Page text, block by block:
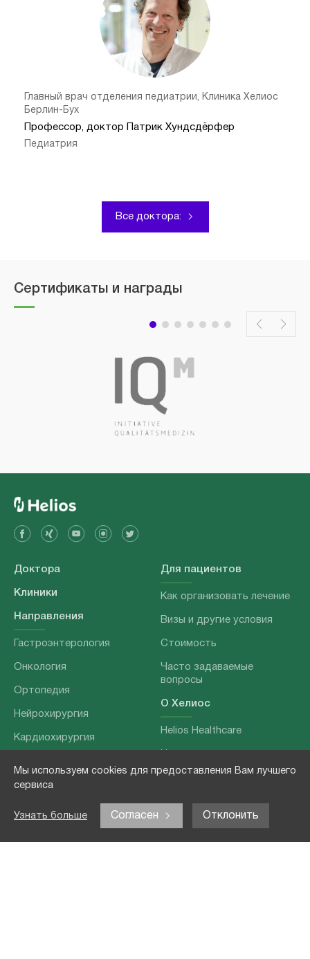
Мы используем cookies для предоставления Вам лучшего
сервиса
Узнать больше Согласен Отклонить
Главный врач отделения педиатрии, Клиника Хелиос
Берлин-Бух
Профессор, доктор Патрик Хундсдёрфер
Педиатрия
Все доктора:
Сертификаты и награды
Доктора
Клиники
Направления
Гастроэнтерология
Онкология
Ортопедия
Нейрохирургия
Кардиохирургия
Хирургия позвоночника
Для пациентов
Как организовать лечение
Визы и другие условия
Стоимость
Часто задаваемые
вопросы
О Хелиос
Helios Healthcare
О нашей команде
Выходные данные